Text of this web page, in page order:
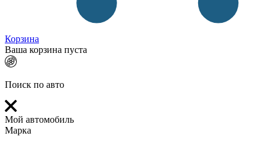
Корзина
Ваша корзина пуста
Поиск по авто
Мой автомобиль
Марка